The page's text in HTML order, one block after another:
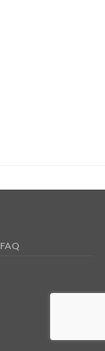
FAQ